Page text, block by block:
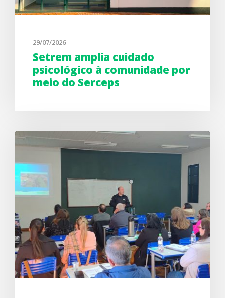
29/07/2026
Setrem amplia cuidado
psicológico à comunidade por
meio do Serceps